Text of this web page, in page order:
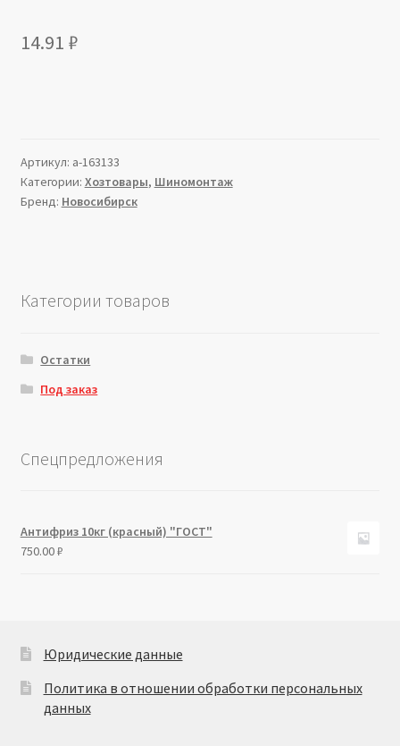
14.91 ₽
Артикул: a-163133
Категории: Хозтовары, Шиномонтаж
Бренд: Новосибирск
Категории товаров
Остатки
Под заказ
Спецпредложения
Антифриз 10кг (красный) "ГОСТ"
750.00₽
Юридические данные
Политика в отношении обработки персональных
данных